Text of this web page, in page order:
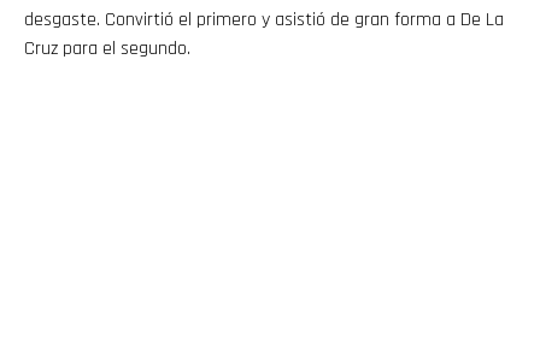
desgaste. Convirtió el primero y asistió de gran forma a De La
Cruz para el segundo.